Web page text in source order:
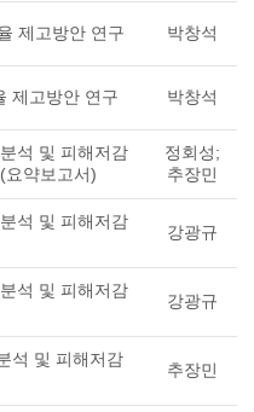
제고방안 연구 박창석
제고방안 연구 박창석
석 및 피해저감
약보고서)
정회성;
추장민
석 및 피해저감
강광규
석 및 피해저감
강광규
석 및 피해저감
추장민